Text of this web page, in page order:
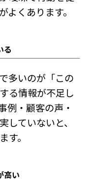
くあります。
る
多いのが「この
る情報が不足し
例・顧客の声・
していないと、
す。
高い